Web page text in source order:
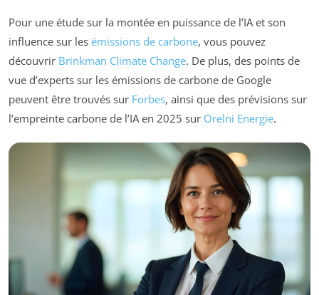
Pour une étude sur la montée en puissance de l’IA et son
influence sur les émissions de carbone, vous pouvez
découvrir Brinkman Climate Change. De plus, des points de
vue d’experts sur les émissions de carbone de Google
peuvent être trouvés sur Forbes, ainsi que des prévisions sur
l’empreinte carbone de l’IA en 2025 sur Orelni Energie.